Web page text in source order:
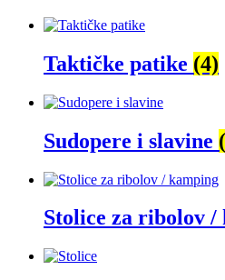
Taktičke patike (4)
Sudopere i slavine
Stolice za ribolov /